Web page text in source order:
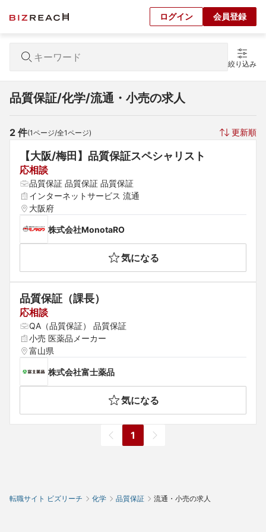
ログイン 会員登録
絞り込み
品質保証/化学/流通・小売の求人
2 件(1ページ/全1ページ) 更新順
【大阪/梅田】品質保証スペシャリスト
応相談
品質保証 品質保証 品質保証
インターネットサービス 流通
大阪府
株式会社MonotaRO
気になる
品質保証（課長）
応相談
QA（品質保証） 品質保証
小売 医薬品メーカー
富山県
株式会社富士薬品
気になる
1
転職サイト ビズリーチ 化学 品質保証 流通・小売の求人